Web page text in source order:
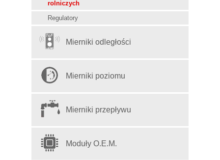
rolniczych
Regulatory
Mierniki odległości
Mierniki poziomu
Mierniki przepływu
Moduły O.E.M.